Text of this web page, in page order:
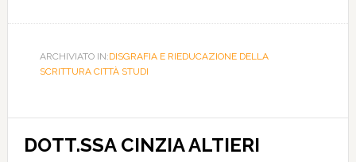
ARCHIVIATO IN:DISGRAFIA E RIEDUCAZIONE DELLA
SCRITTURA CITTÀ STUDI
DOTT.SSA CINZIA ALTIERI